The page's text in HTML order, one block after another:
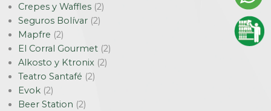
Crepes y Waffles (2)
Seguros Bolívar (2)
Mapfre (2)
El Corral Gourmet (2)
Alkosto y Ktronix (2)
Teatro Santafé (2)
Evok (2)
Beer Station (2)